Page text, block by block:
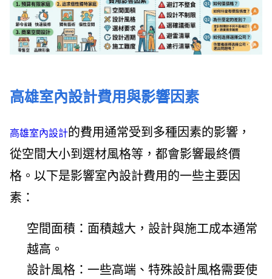
高雄室內設計費用與影響因素
高雄室內設計的費用通常受到多種因素的影響，
從空間大小到選材風格等，都會影響最終價
格。以下是影響室內設計費用的一些主要因
素：
空間面積：面積越大，設計與施工成本通常
越高。
設計風格：一些高端、特殊設計風格需要使